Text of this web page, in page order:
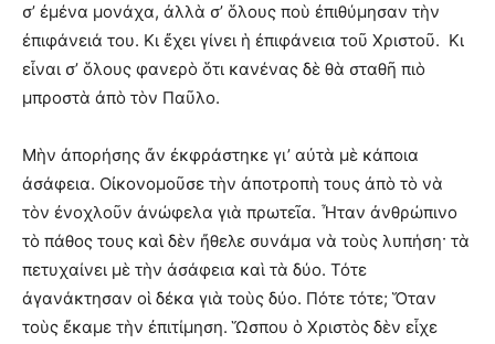
σ’ ἐμένα μονάχα, ἀλλὰ σ’ ὅλους ποὺ ἐπιθύμησαν τὴν
ἐπιφάνειά του. Κι ἔχει γίνει ἡ ἐπιφάνεια τοῦ Χριστοῦ. Κι
εἶναι σ’ ὅλους φανερὸ ὅτι κανένας δὲ θὰ σταθῆ πιὸ
μπροστὰ ἀπὸ τὸν Παῦλο.
Μὴν ἀπορήσης ἄν ἐκφράστηκε γι’ αὐτὰ μὲ κάποια
ἀσάφεια. Οἰκονομοῦσε τὴν ἀποτροπὴ τους ἀπὸ τὸ νὰ
τὸν ἐνοχλοῦν ἀνώφελα γιὰ πρωτεῖα. Ἦταν ἀνθρώπινο
τὸ πάθος τους καὶ δὲν ἤθελε συνάμα νὰ τοὺς λυπήση· τὰ
πετυχαίνει μὲ τὴν ἀσάφεια καὶ τὰ δύο. Τότε
ἀγανάκτησαν οἱ δέκα γιὰ τοὺς δύο. Πότε τότε; Ὅταν
τοὺς ἔκαμε τὴν ἐπιτίμηση. Ὥσπου ὁ Χριστὸς δὲν εἶχε